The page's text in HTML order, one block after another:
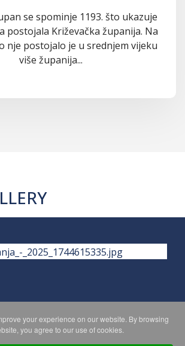
se spominje 1193. što ukazuje
postojala Križevačka županija. Na
nje postojalo je u srednjem vijeku
više županija...
POLICY MAPA WEBA
your experience on our website. By browsing
you agree to our use of cookies.